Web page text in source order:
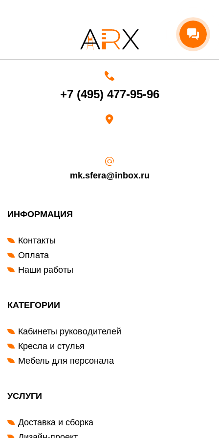
+7 (495) 477-95-96
mk.sfera@inbox.ru
ИНФОРМАЦИЯ
Контакты
Оплата
Наши работы
КАТЕГОРИИ
Кабинеты руководителей
Кресла и стулья
Мебель для персонала
УСЛУГИ
Доставка и сборка